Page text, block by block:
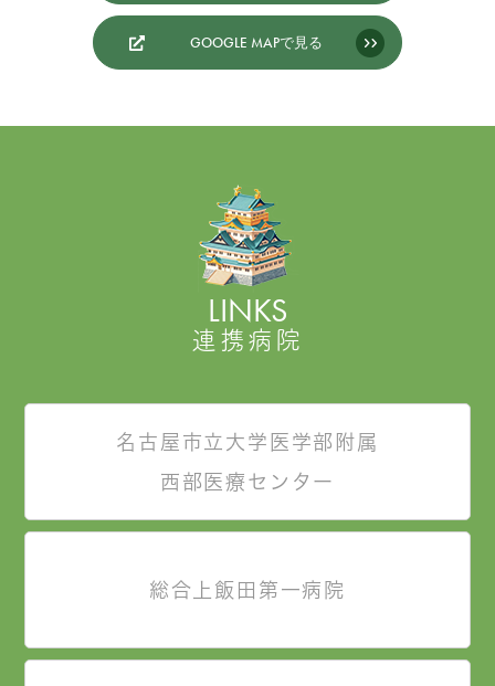
GOOGLE MAPで見る
LINKS
連携病院
名古屋市立大学医学部附属
西部医療センター
総合上飯田第一病院